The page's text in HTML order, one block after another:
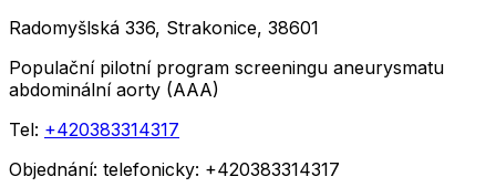
Radomyšlská 336, Strakonice, 38601
Populační pilotní program screeningu aneurysmatu
abdominální aorty (AAA)
Tel: +420383314317
Objednání: telefonicky: +420383314317